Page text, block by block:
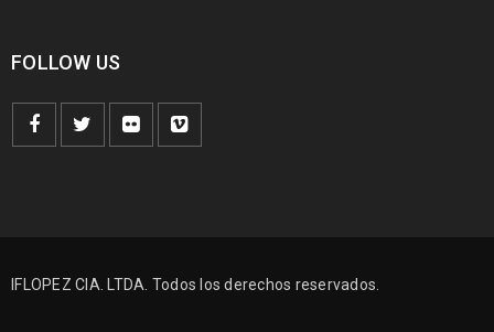
FOLLOW US
IFLOPEZ CIA. LTDA. Todos los derechos reservados.